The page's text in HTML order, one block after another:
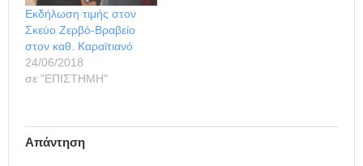
όρεξης στον άνθρωπο,
έλαβε από την Εταιρία
Παχυσαρκίας (The
Obesity Society) το TOPS
Research Achievement…
Εκδήλωση τιμής στον
Σκεύο Ζερβό-Βραβείο
στον καθ. Καραϊτιανό
24/06/2018
σε "ΕΠΙΣΤΗΜΗ"
Απάντηση